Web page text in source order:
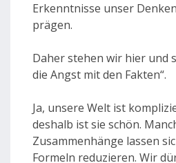
Erkenntnisse unser
prägen.
Daher stehen wir hier und
die Angst mit den Fakten“.
Ja, unsere Welt ist
deshalb ist sie schön.
Zusammenhänge lassen
Formeln reduzieren. Wir